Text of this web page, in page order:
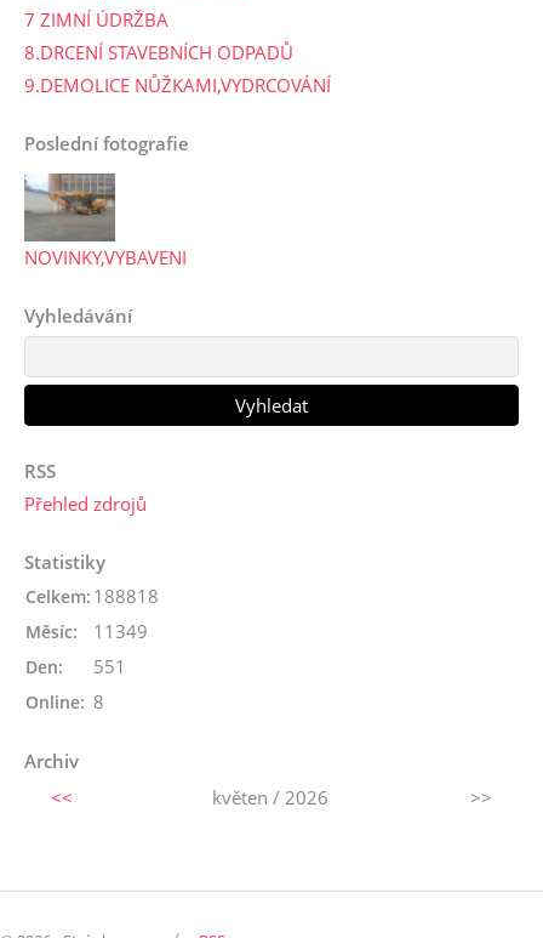
7 ZIMNÍ ÚDRŽBA
8.DRCENÍ STAVEBNÍCH ODPADŮ
9.DEMOLICE NŮŽKAMI,VYDRCOVÁNÍ
Poslední fotografie
NOVINKY,VYBAVENI
Vyhledávání
RSS
Přehled zdrojů
Statistiky
Online: 8
Celkem: 188818
Měsíc: 11349
Den: 551
Archiv
<<
květen / 2026 >>